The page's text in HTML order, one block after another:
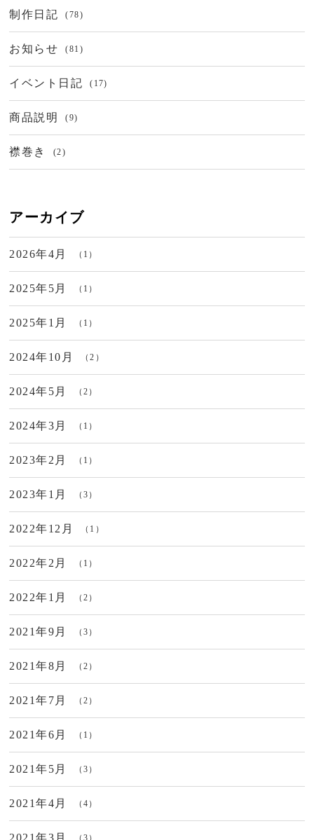
制作日記 (78)
お知らせ (81)
イベント日記 (17)
商品説明 (9)
襟巻き (2)
アーカイブ
2026年4月 （1）
2025年5月 （1）
2025年1月 （1）
2024年10月 （2）
2024年5月 （2）
2024年3月 （1）
2023年2月 （1）
2023年1月 （3）
2022年12月 （1）
2022年2月 （1）
2022年1月 （2）
2021年9月 （3）
2021年8月 （2）
2021年7月 （2）
2021年6月 （1）
2021年5月 （3）
2021年4月 （4）
（3）